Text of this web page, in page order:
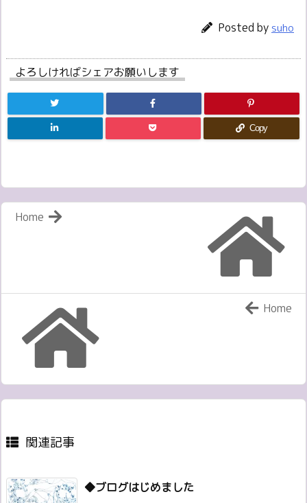
Posted by suho
よろしければシェアお願いします
Copy
Home
Home
関連記事
◆ブログはじめました